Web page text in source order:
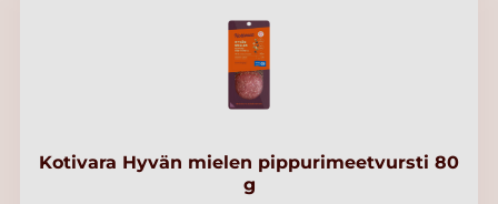
Kotivara Hyvän mielen pippurimeetvursti 80
g